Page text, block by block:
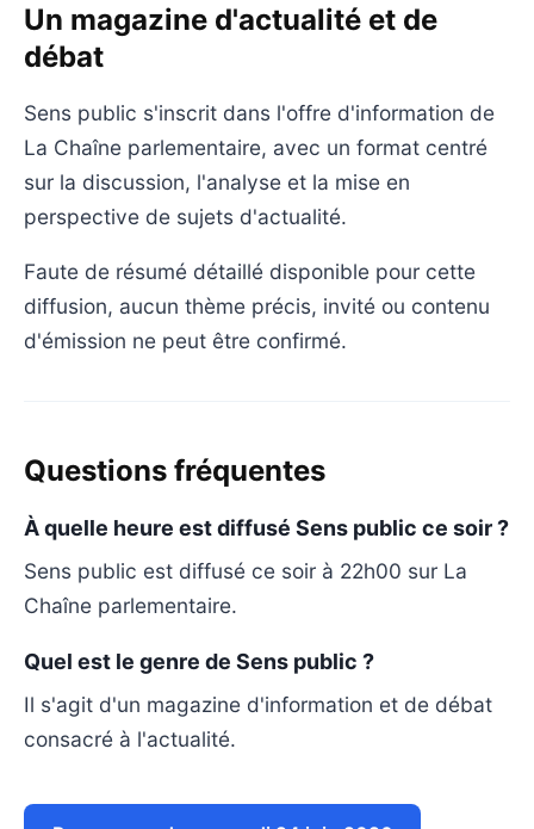
Un magazine d'actualité et de
débat
Sens public s'inscrit dans l'offre d'information de
La Chaîne parlementaire, avec un format centré
sur la discussion, l'analyse et la mise en
perspective de sujets d'actualité.
Faute de résumé détaillé disponible pour cette
diffusion, aucun thème précis, invité ou contenu
d'émission ne peut être confirmé.
Questions fréquentes
À quelle heure est diffusé Sens public ce soir ?
Sens public est diffusé ce soir à 22h00 sur La
Chaîne parlementaire.
Quel est le genre de Sens public ?
Il s'agit d'un magazine d'information et de débat
consacré à l'actualité.